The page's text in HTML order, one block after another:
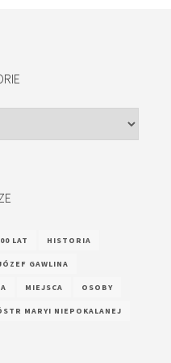
LAT HISTORIA
GAWLINA
MIEJSCA OSOBY
MARYI NIEPOKALANEJ